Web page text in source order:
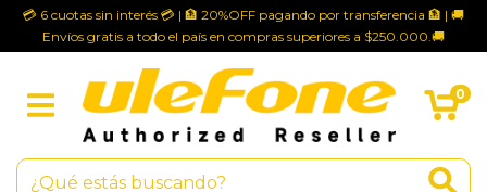
💳 6 cuotas sin interés 💳 | 🏦 20%OFF pagando por transferencia 🏦 | 🚚
Envíos gratis a todo el país en compras superiores a $250.000.🚚
0